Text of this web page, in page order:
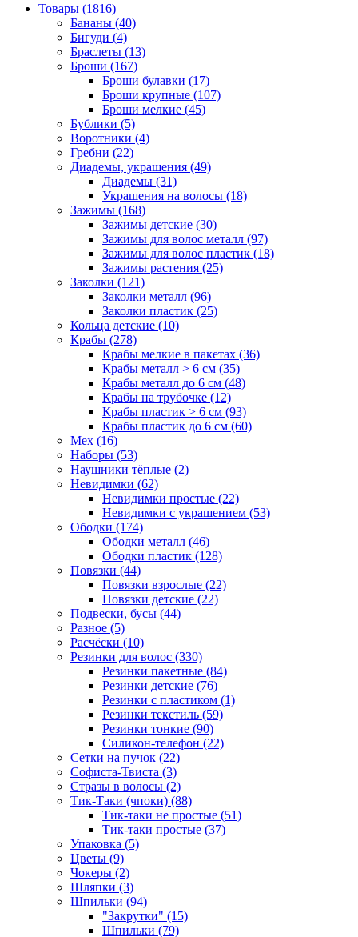
Товары (1816)
Бананы (40)
Бигуди (4)
Браслеты (13)
Броши (167)
Броши булавки (17)
Броши крупные (107)
Броши мелкие (45)
Бублики (5)
Воротники (4)
Гребни (22)
Диадемы, украшения (49)
Диадемы (31)
Украшения на волосы (18)
Зажимы (168)
Зажимы детские (30)
Зажимы для волос металл (97)
Зажимы для волос пластик (18)
Зажимы растения (25)
Заколки (121)
Заколки металл (96)
Заколки пластик (25)
Кольца детские (10)
Крабы (278)
Крабы мелкие в пакетах (36)
Крабы металл > 6 см (35)
Крабы металл до 6 см (48)
Крабы на трубочке (12)
Крабы пластик > 6 см (93)
Крабы пластик до 6 см (60)
Мех (16)
Наборы (53)
Наушники тёплые (2)
Невидимки (62)
Невидимки простые (22)
Невидимки с украшением (53)
Ободки (174)
Ободки металл (46)
Ободки пластик (128)
Повязки (44)
Повязки взрослые (22)
Повязки детские (22)
Подвески, бусы (44)
Разное (5)
Расчёски (10)
Резинки для волос (330)
Резинки пакетные (84)
Резинки детские (76)
Резинки с пластиком (1)
Резинки текстиль (59)
Резинки тонкие (90)
Силикон-телефон (22)
Сетки на пучок (22)
Софиста-Твиста (3)
Стразы в волосы (2)
Тик-Таки (чпоки) (88)
Тик-таки не простые (51)
Тик-таки простые (37)
Упаковка (5)
Цветы (9)
Чокеры (2)
Шляпки (3)
Шпильки (94)
"Закрутки" (15)
Шпильки (79)